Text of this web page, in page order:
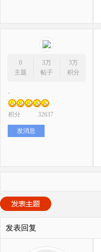
0
主题
3万
帖子
3万
积分
积分 32637
发消息
发表回复